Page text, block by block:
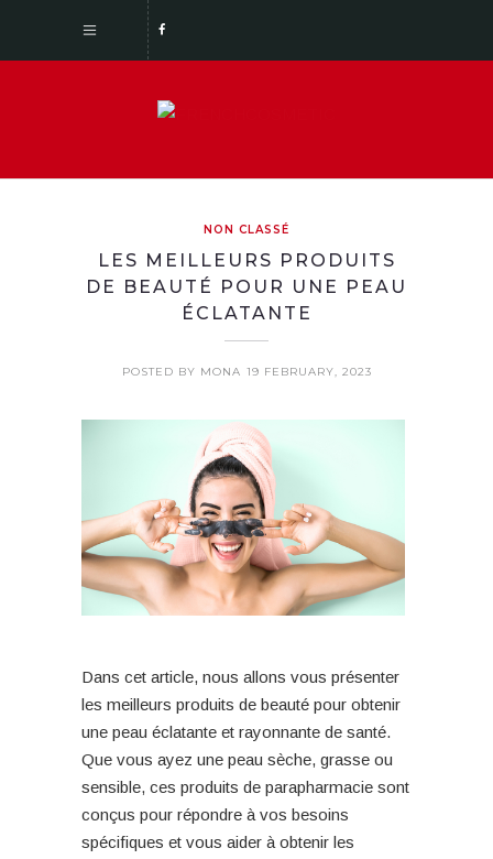
NON CLASSÉ
LES MEILLEURS PRODUITS
DE BEAUTÉ POUR UNE PEAU
ÉCLATANTE
POSTED BY MONA 19 FEBRUARY, 2023
Dans cet article, nous allons vous présenter
les meilleurs produits de beauté pour obtenir
une peau éclatante et rayonnante de santé.
Que vous ayez une peau sèche, grasse ou
sensible, ces produits de parapharmacie sont
conçus pour répondre à vos besoins
spécifiques et vous aider à obtenir les